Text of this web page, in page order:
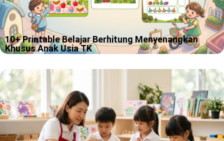
10+ Printable Belajar Berhitung Menyenangkan
Khusus Anak Usia TK
yang melihat angka 8 lalu menatapnya seperti sedang
memikirkan misteri hidup. Kami paham sekali, proses belajar
berhitung tk memang…